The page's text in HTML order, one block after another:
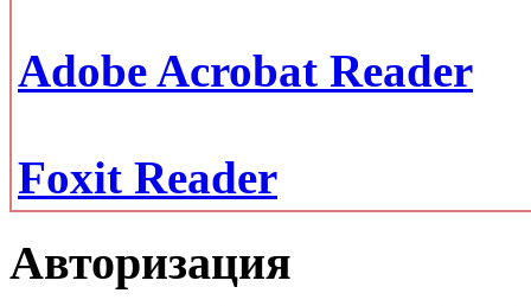
Adobe Acrobat Reader
Foxit Reader
Авторизация